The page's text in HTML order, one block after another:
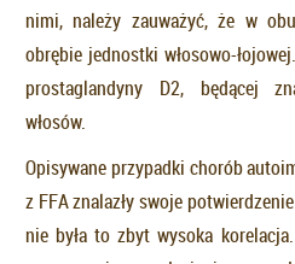
nimi, należy zauważyć, że w
obrębie jednostki włosowo-
prostaglandyny D2, będącej
włosów.
Opisywane przypadki chorób
z FFA znalazły swoje
nie była to zbyt wysoka